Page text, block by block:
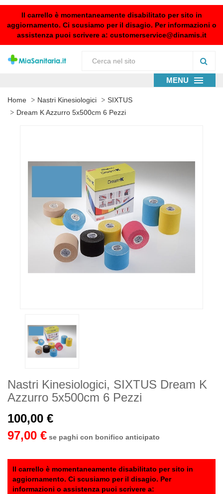
Il carrello è momentaneamente disabilitato per sito in
aggiornamento. Ci scusiamo per il disagio. Per informazioni o
assistenza puoi scrivere a: customerservice@dinamis.it
MENU
Home Nastri Kinesiologici
SIXTUS
Dream K Azzurro 5x500cm 6 Pezzi
Nastri Kinesiologici, SIXTUS Dream K
Azzurro 5x500cm 6 Pezzi
100,00 €
97,00 € se paghi con bonifico anticipato
Il carrello è momentaneamente disabilitato per sito in
aggiornamento. Ci scusiamo per il disagio. Per
informazioni o assistenza puoi scrivere a: